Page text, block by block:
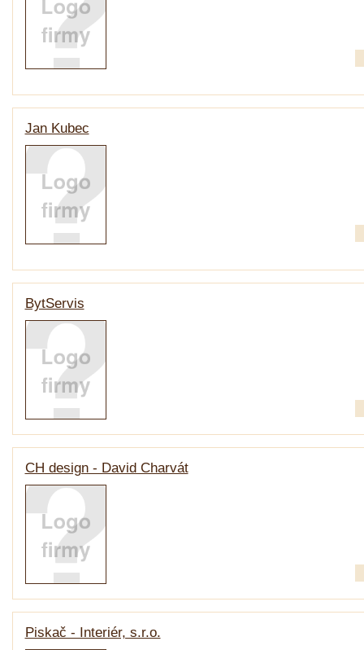
Jan Kubec
BytServis
CH design - David Charvát
Piskač - Interiér, s.r.o.